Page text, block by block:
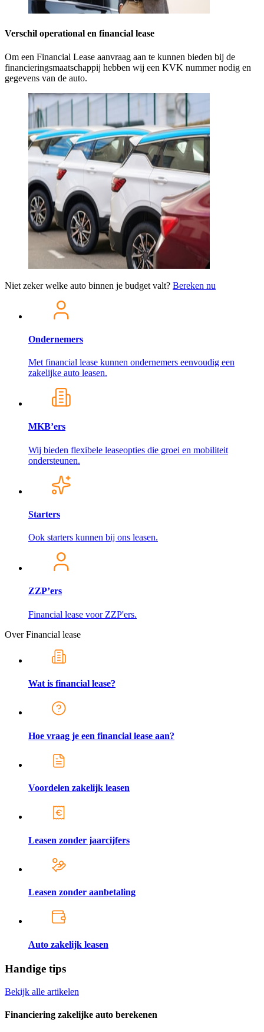
Verschil operational en financial lease
Om een Financial Lease aanvraag aan te kunnen bieden bij de
financieringsmaatschappij hebben wij een KVK nummer nodig en
gegevens van de auto.
Niet zeker welke auto binnen je budget valt? Bereken nu
Ondernemers
Met financial lease kunnen ondernemers eenvoudig een
zakelijke auto leasen.
MKB’ers
Wij bieden flexibele leaseopties die groei en mobiliteit
ondersteunen.
Starters
Ook starters kunnen bij ons leasen.
ZZP’ers
Financial lease voor ZZP'ers.
Over Financial lease
Wat is financial lease?
Hoe vraag je een financial lease aan?
Voordelen zakelijk leasen
Leasen zonder jaarcijfers
Leasen zonder aanbetaling
Auto zakelijk leasen
Handige tips
Bekijk alle artikelen
Financiering zakelijke auto berekenen